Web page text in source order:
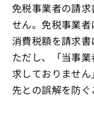
免税事業者の請
せん。免税事業者
消費税額を請求書
ただし、「当事
求しておりませ
先との誤解を防ぐ